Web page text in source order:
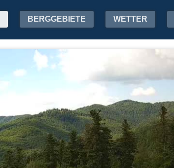
BERGGEBIETE WETTER